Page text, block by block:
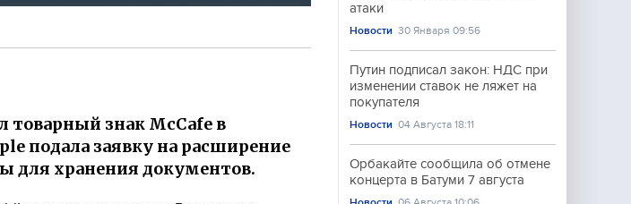
товарный знак McCafe в
подала заявку на расширение
для хранения документов.
атаки
Новости 30 Января 09:56
Путин подписал закон: НДС при
изменении ставок не ляжет на
покупателя
Новости 04 Августа 18:11
Орбакайте сообщила об отмене
концерта в Батуми 7 августа